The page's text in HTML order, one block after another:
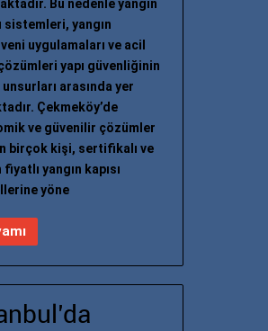
Bu nedenle yangın
sistemleri, yangın
uygulamaları ve acil
çözümleri yapı güvenliğinin
arasında yer
Çekmeköy’de
ve güvenilir çözümler
birçok kişi, sertifikalı ve
fiyatlı yangın kapısı
yöne